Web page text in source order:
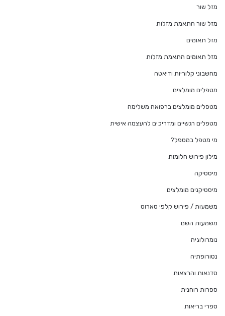
מזל שור
מזל שור התאמת מזלות
מזל תאומים
מזל תאומים התאמת מזלות
מחשבוני קלוריות ודיאטה
מטפלים מומלצים
מטפלים מומלצים ברפואה משלימה
מטפלים רגשיים ומדריכים להעצמה אישית
מי מטפל במטפל?
מילון פירוש חלומות
מיסטיקה
מיסטיקנים מומלצים
משמעות / פירוש קלפי טארוט
משמעות השם
נומרולוגיה
נטורופתיה
סדנאות והרצאות
ספרות רוחנית
ספרי בריאות